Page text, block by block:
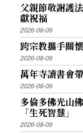
父親節敬謝護
獻祝福
2026-08-09
跨宗教攜手關
2026-08-09
萬年寺讀書會
2026-08-09
多倫多佛光山
「生死智慧」
2026-08-09